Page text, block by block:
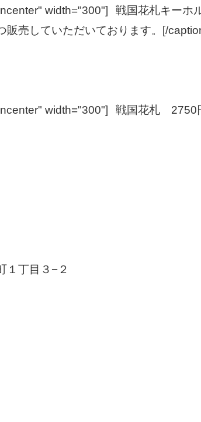
width="300"]
戦国花札キーホ
売していただいております。[/
width="300"] 戦国花札 2750
１丁目３−２